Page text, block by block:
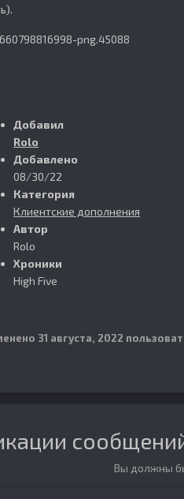
Добавил
Rolo
Добавлено
08/30/22
Категория
Клиентские дополнения
Автор
Rolo
Хроники
High Five
31 августа, 2022
Вы должны